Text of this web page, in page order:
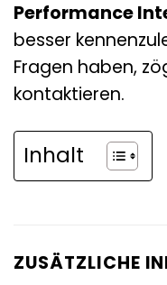
Performance
besser
Fragen haben,
kontaktieren.
Inhalt
ZUSÄTZLICHE